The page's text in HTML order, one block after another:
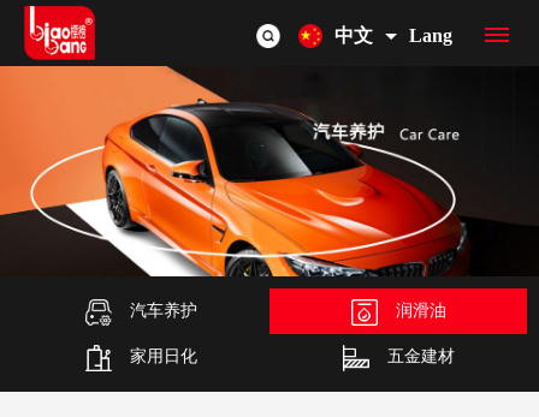
中文 Lang
首
页
品
牌
介
绍
产
品
总
OEM/ODM
联
汽车养护 润滑油
家用日化 五金建材